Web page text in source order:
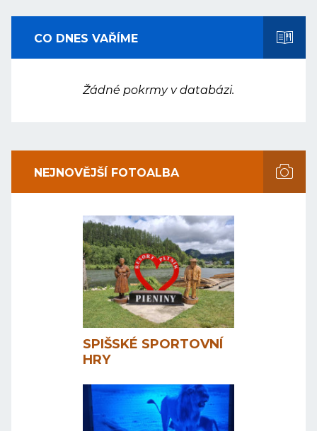
CO DNES VAŘÍME
Žádné pokrmy v databázi.
NEJNOVĚJŠÍ FOTOALBA
SPIŠSKÉ SPORTOVNÍ
HRY